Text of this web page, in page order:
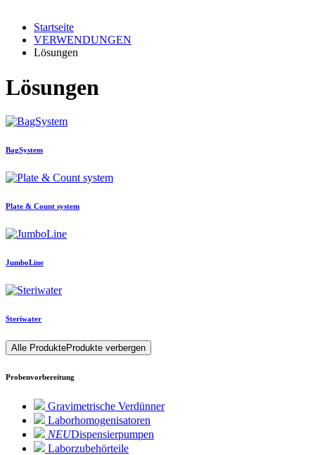
Startseite
VERWENDUNGEN
Lösungen
Lösungen
BagSystem
Plate & Count system
JumboLine
Steriwater
Alle ProdukteProdukte verbergen
Probenvorbereitung
Gravimetrische Verdünner
Laborhomogenisatoren
NEUDispensierpumpen
Laborzubehörteile